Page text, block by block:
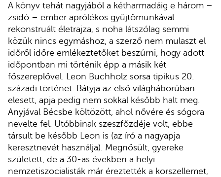
A könyv tehát nagyjából a kétharmadáig e három –
zsidó – ember aprólékos gyűjtőmunkával
rekonstruált életrajza, s noha látszólag semmi
közük nincs egymáshoz, a szerző nem mulaszt el
időről időre emlékeztetőket beszúrni, hogy adott
időpontban mi történik épp a másik két
főszereplővel. Leon Buchholz sorsa tipikus 20.
századi történet. Bátyja az első világháborúban
elesett, apja pedig nem sokkal később halt meg.
Anyjával Bécsbe költözött, ahol nővére és sógora
nevelte fel. Utóbbinak szeszfőzdéje volt, ebbe
társult be később Leon is (az író a nagyapja
keresztnevét használja). Megnősült, gyereke
született, de a 30-as években a helyi
nemzetiszocialisták már éreztették a korszellemet,